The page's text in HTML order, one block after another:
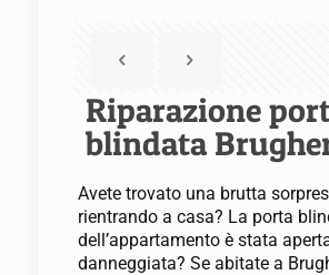
Riparazione
blindata
Avete trovato una brutta
rientrando a casa? La porta
dell’appartamento è stata
danneggiata? Se abitate a